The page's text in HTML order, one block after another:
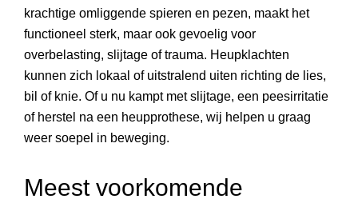
krachtige omliggende spieren en pezen, maakt het
functioneel sterk, maar ook gevoelig voor
overbelasting, slijtage of trauma. Heupklachten
kunnen zich lokaal of uitstralend uiten richting de lies,
bil of knie. Of u nu kampt met slijtage, een peesirritatie
of herstel na een heupprothese, wij helpen u graag
weer soepel in beweging.
Meest voorkomende